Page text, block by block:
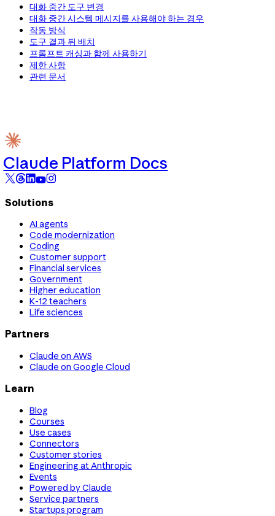
대화 중간 도구 변경
대화 중간 시스템 메시지를 사용해야 하는 경우
작동 방식
도구 결과 뒤 배치
프롬프트 캐싱과 함께 사용하기
제한 사항
관련 문서
Claude Platform Docs
Solutions
AI agents
Code modernization
Coding
Customer support
Financial services
Government
Higher education
K-12 teachers
Life sciences
Partners
Claude on AWS
Claude on Google Cloud
Learn
Blog
Courses
Use cases
Connectors
Customer stories
Engineering at Anthropic
Events
Powered by Claude
Service partners
Startups program